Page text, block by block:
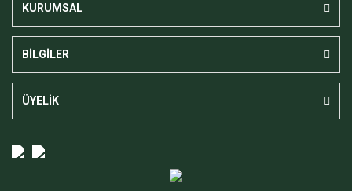
KURUMSAL
BİLGİLER
ÜYELİK